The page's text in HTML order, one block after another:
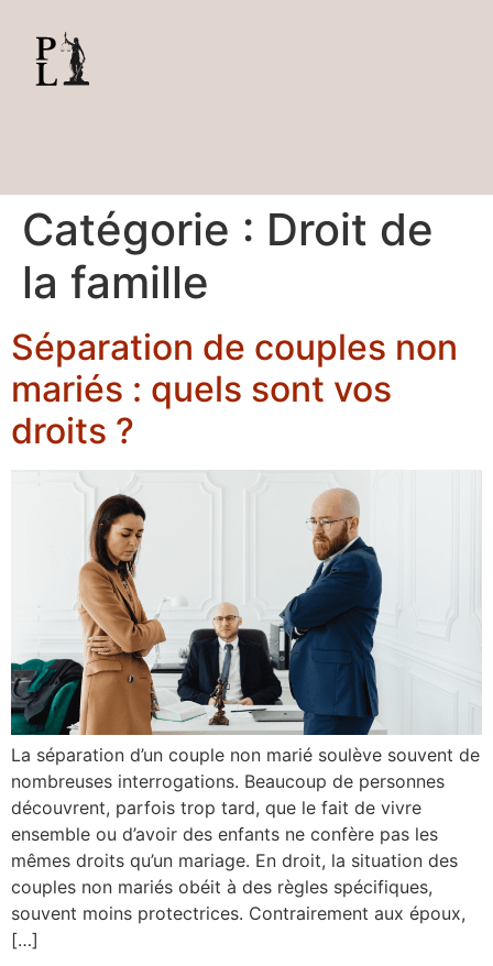
principal
Catégorie : Droit de
la famille
Séparation de couples non
mariés : quels sont vos
droits ?
La séparation d’un couple non marié soulève souvent de
nombreuses interrogations. Beaucoup de personnes
découvrent, parfois trop tard, que le fait de vivre
ensemble ou d’avoir des enfants ne confère pas les
mêmes droits qu’un mariage. En droit, la situation des
couples non mariés obéit à des règles spécifiques,
souvent moins protectrices. Contrairement aux époux,
[…]